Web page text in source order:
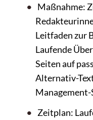
Maßnahme:
Leitfaden zur
Laufende
Seiten auf
Alternativ-
Zeitplan: